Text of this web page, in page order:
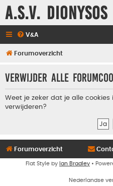
A.S.V. Dionysos
V&A
Forumoverzicht
Verwijder alle
Weet je zeker dat je alle
verwijderen?
Forumoverzicht
Flat Style by Ian Bradley •
Nederlandse